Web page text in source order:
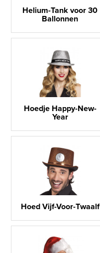
Helium-Tank voor 30
Ballonnen
Hoedje Happy-New-
Year
Hoed Vijf-Voor-Twaalf